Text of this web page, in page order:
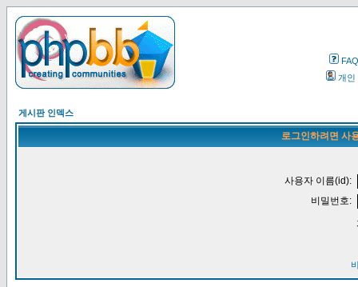
FAQ
개인
게시판 인덱스
로그인하려면 사
사용자 이름(id):
비밀번호: